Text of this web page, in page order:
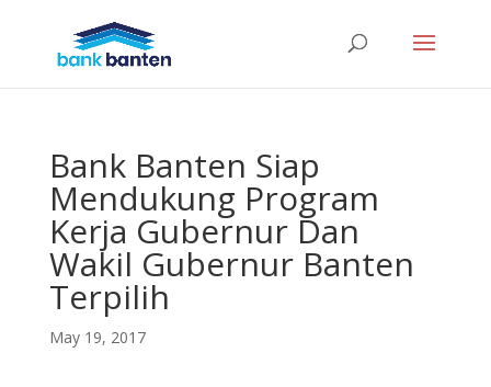
Bank Banten Siap
Mendukung Program
Kerja Gubernur Dan
Wakil Gubernur Banten
Terpilih
May 19, 2017